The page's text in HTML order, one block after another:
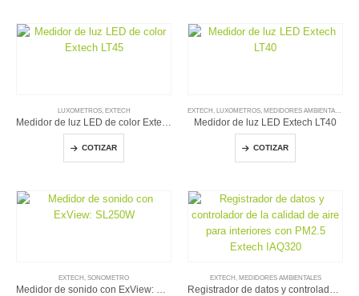
LUXOMETROS, EXTECH
Medidor de luz LED de color Extech LT45
COTIZAR
EXTECH, LUXOMETROS, MEDIDORES AMBIENTALES
Medidor de luz LED Extech LT40
COTIZAR
EXTECH SONOMETRO EXTECH MEDIDORES AMBIENTALES